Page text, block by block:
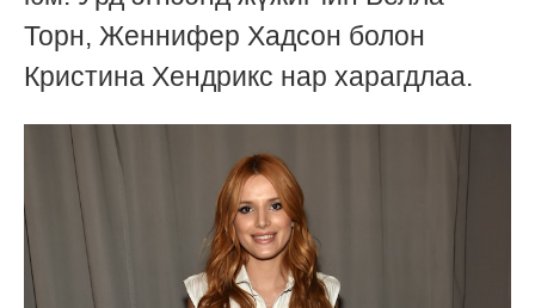
Торн, Женнифер Хадсон болон
Кристина Хендрикс нар харагдлаа.